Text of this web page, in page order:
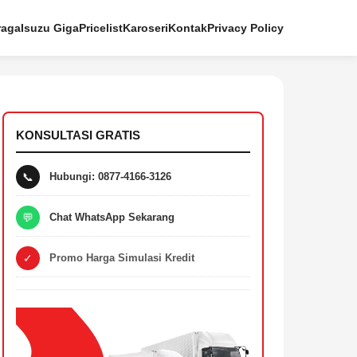
Isuzu GigaPricelistKaroseriKontakPrivacy Policy
KONSULTASI GRATIS
📞 Hubungi: 0877-4166-3126
💬 Chat WhatsApp Sekarang
✓ Promo Harga Simulasi Kredit